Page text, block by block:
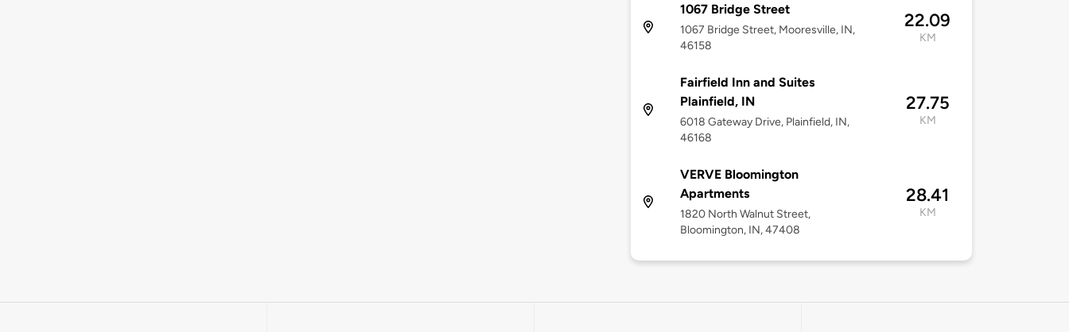
1067 Bridge Street
1067 Bridge Street, Mooresville, IN,
46158
22.09
KM
Fairfield Inn and Suites
Plainfield, IN
6018 Gateway Drive, Plainfield, IN,
46168
27.75
KM
VERVE Bloomington
Apartments
1820 North Walnut Street,
Bloomington, IN, 47408
28.41
KM